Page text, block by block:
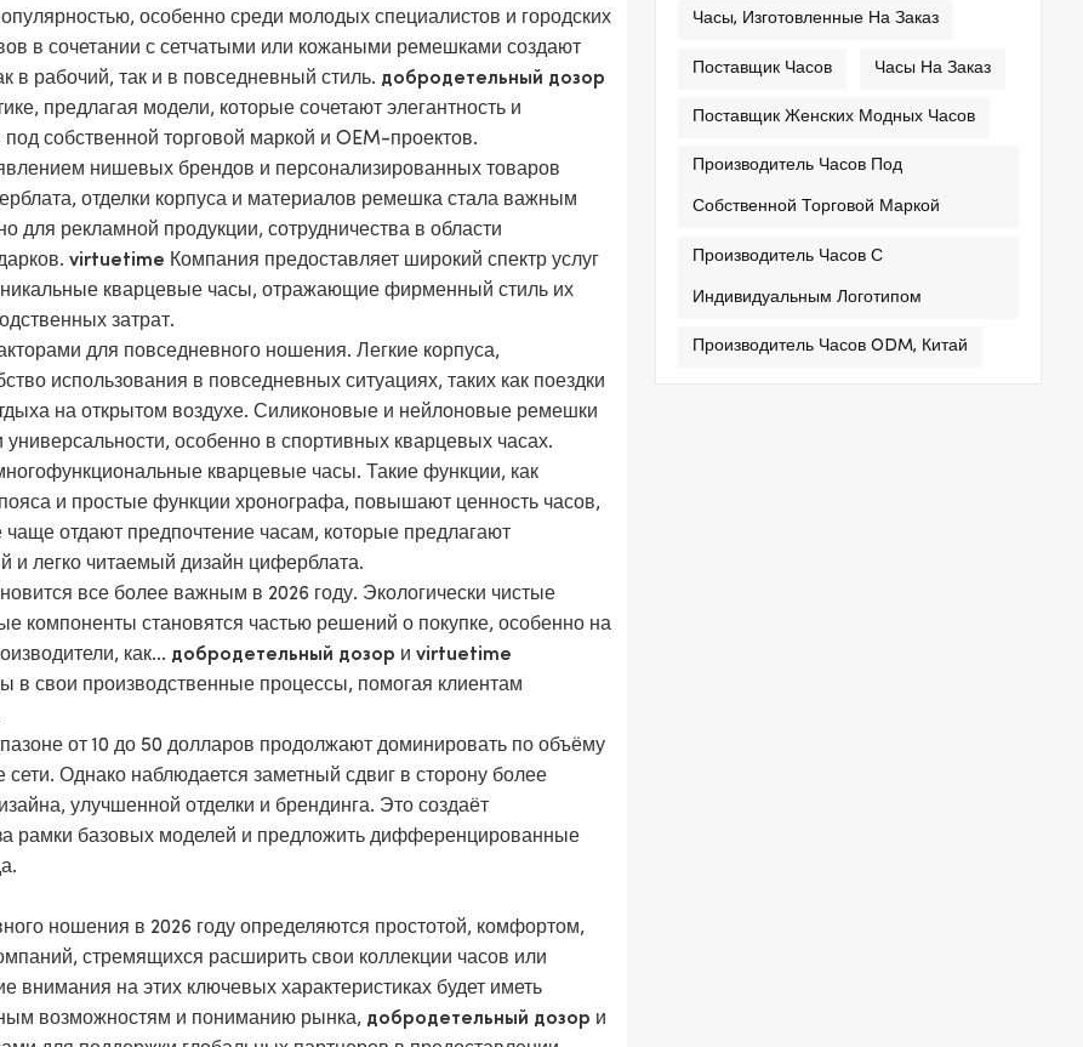
Часы, Изготовленные На Заказ
Поставщик Часов Часы На Заказ
Поставщик Женских Модных Часов
Производитель Часов Под
Собственной Торговой Маркой
Производитель Часов С
Индивидуальным Логотипом
Производитель Часов ODM, Китай
особенно среди молодых специалистов и городских
в сочетании с сетчатыми или кожаными ремешками создают
в рабочий, так и в повседневный стиль. добродетельный дозор
предлагая модели, которые сочетают элегантность и
собственной торговой маркой и OEM-проектов.
нишевых брендов и персонализированных товаров
отделки корпуса и материалов ремешка стала важным
для рекламной продукции, сотрудничества в области
virtuetime Компания предоставляет широкий спектр услуг
кварцевые часы, отражающие фирменный стиль их
затрат.
для повседневного ношения. Легкие корпуса,
использования в повседневных ситуациях, таких как поездки
на открытом воздухе. Силиконовые и нейлоновые ремешки
особенно в спортивных кварцевых часах.
кварцевые часы. Такие функции, как
и простые функции хронографа, повышают ценность часов,
отдают предпочтение часам, которые предлагают
и легко читаемый дизайн циферблата.
все более важным в 2026 году. Экологически чистые
компоненты становятся частью решений о покупке, особенно на
как... добродетельный дозор иvirtuetime
в свои производственные процессы, помогая клиентам
от 10 до 50 долларов продолжают доминировать по объёму
Однако наблюдается заметный сдвиг в сторону более
улучшенной отделки и брендинга. Это создаёт
рамки базовых моделей и предложить дифференцированные
ношения в 2026 году определяются простотой, комфортом,
стремящихся расширить свои коллекции часов или
внимания на этих ключевых характеристиках будет иметь
возможностям и пониманию рынка, добродетельный дозор и